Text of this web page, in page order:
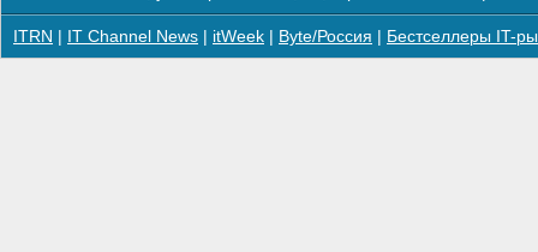
ITRN IT Channel News itWeek Byte/Россия Бестселлеры IT-